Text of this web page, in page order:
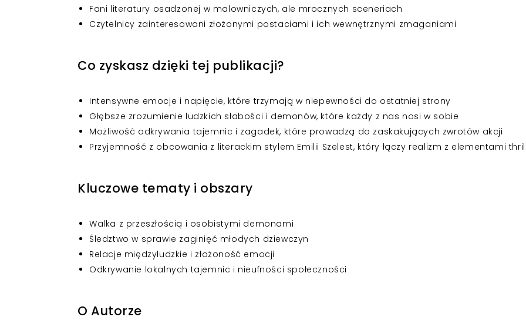
Fani literatury osadzonej w malowniczych, ale mrocznych sceneriach
Czytelnicy zainteresowani złożonymi postaciami i ich wewnętrznymi zmaganiami
Co zyskasz dzięki tej publikacji?
Intensywne emocje i napięcie, które trzymają w niepewności do ostatniej strony
Głębsze zrozumienie ludzkich słabości i demonów, które każdy z nas nosi w sobie
Możliwość odkrywania tajemnic i zagadek, które prowadzą do zaskakujących zwrotów akcji
Przyjemność z obcowania z literackim stylem Emilii Szelest, który łączy realizm z elementami
Kluczowe tematy i obszary
Walka z przeszłością i osobistymi demonami
Śledztwo w sprawie zaginięć młodych dziewczyn
Relacje międzyludzkie i złożoność emocji
Odkrywanie lokalnych tajemnic i nieufności społeczności
O Autorze